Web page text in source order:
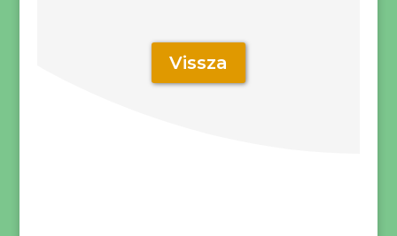
Vissza